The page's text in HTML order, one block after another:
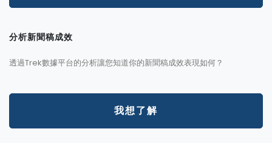
分析新聞稿成效
透過Trek數據平台的分析讓您知道你的新聞稿成效表現如何？
我想了解